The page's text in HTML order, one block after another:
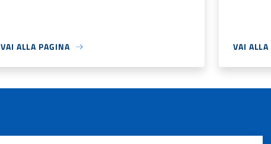
VAI ALLA PAGINA VAI